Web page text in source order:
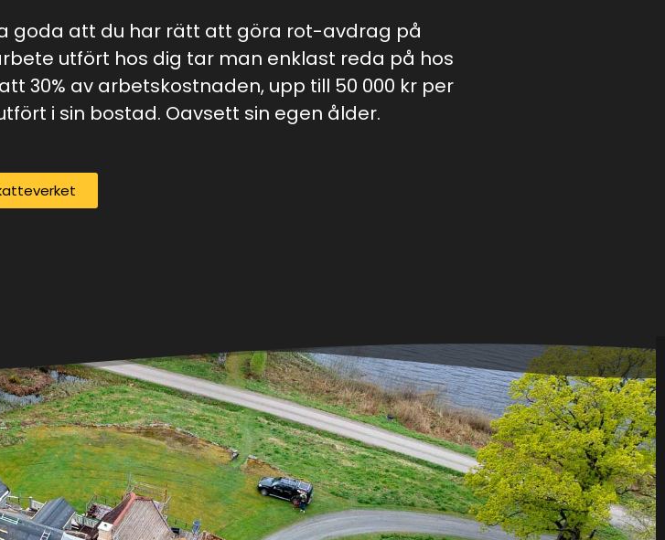
goda att du har rätt att göra rot-avdrag på
utfört hos dig tar man enklast reda på hos
30% av arbetskostnaden, upp till 50 000 kr per
i sin bostad. Oavsett sin egen ålder.